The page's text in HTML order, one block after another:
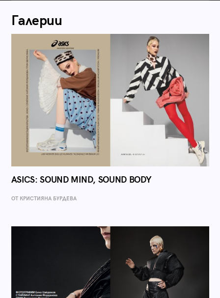
Галерии
ASICS: SOUND MIND, SOUND BODY
ОТ КРИСТИЯНА БУРДЕВА